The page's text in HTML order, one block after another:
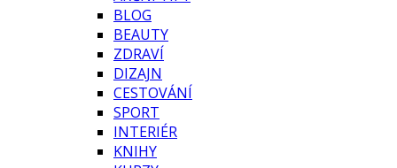
BLOG
BEAUTY
ZDRAVÍ
DIZAJN
CESTOVÁNÍ
SPORT
INTERIÉR
KNIHY